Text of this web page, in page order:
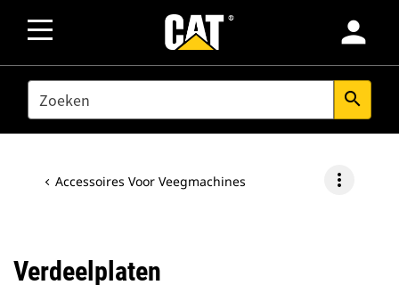
person
SEARCH search
Accessoires Voor Veegmachines more_vert
Verdeelplaten